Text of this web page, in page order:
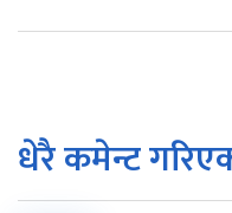
धेरै कमेन्ट